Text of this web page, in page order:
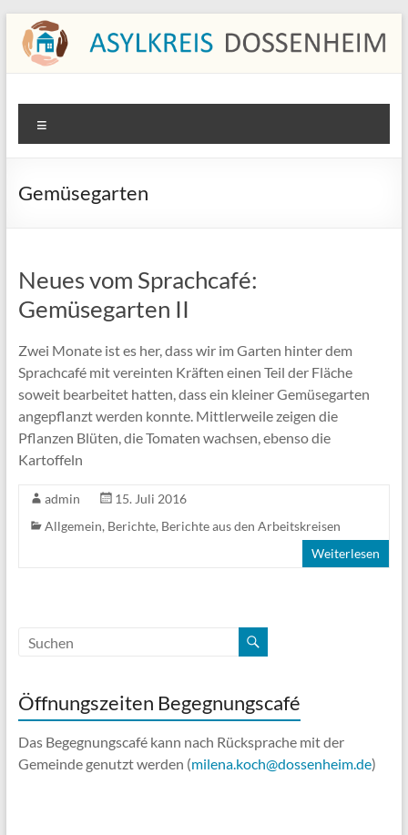
Zum
Inhalt
springen
Asylkreis Dossenheim
Informationen von und für den Asylkreis Dossenheim
Gemüsegarten
Neues vom Sprachcafé:
Gemüsegarten II
Zwei Monate ist es her, dass wir im Garten hinter dem
Sprachcafé mit vereinten Kräften einen Teil der Fläche
soweit bearbeitet hatten, dass ein kleiner Gemüsegarten
angepflanzt werden konnte. Mittlerweile zeigen die
Pflanzen Blüten, die Tomaten wachsen, ebenso die
Kartoffeln
admin
15. Juli 2016
Allgemein, Berichte, Berichte aus den Arbeitskreisen
Weiterlesen
Öffnungszeiten Begegnungscafé
Das Begegnungscafé kann nach Rücksprache mit der
Gemeinde genutzt werden (milena.koch@dossenheim.de)